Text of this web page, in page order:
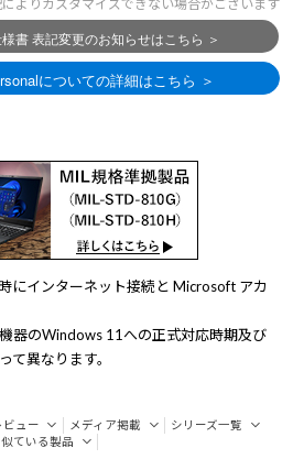
よりカスタマイズできない場合がございます
にインターネット接続と Microsoft アカ
器のWindows 11への正式対応時期及び
て異なります。
ビュー メディア掲載
シリーズ一覧
似ている製品